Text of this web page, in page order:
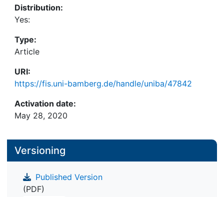
Erklärungsansätze zu finden.
Distribution:
Yes:
Type:
Article
URI:
https://fis.uni-bamberg.de/handle/uniba/47842
Activation date:
May 28, 2020
Versioning
Published Version
(PDF)